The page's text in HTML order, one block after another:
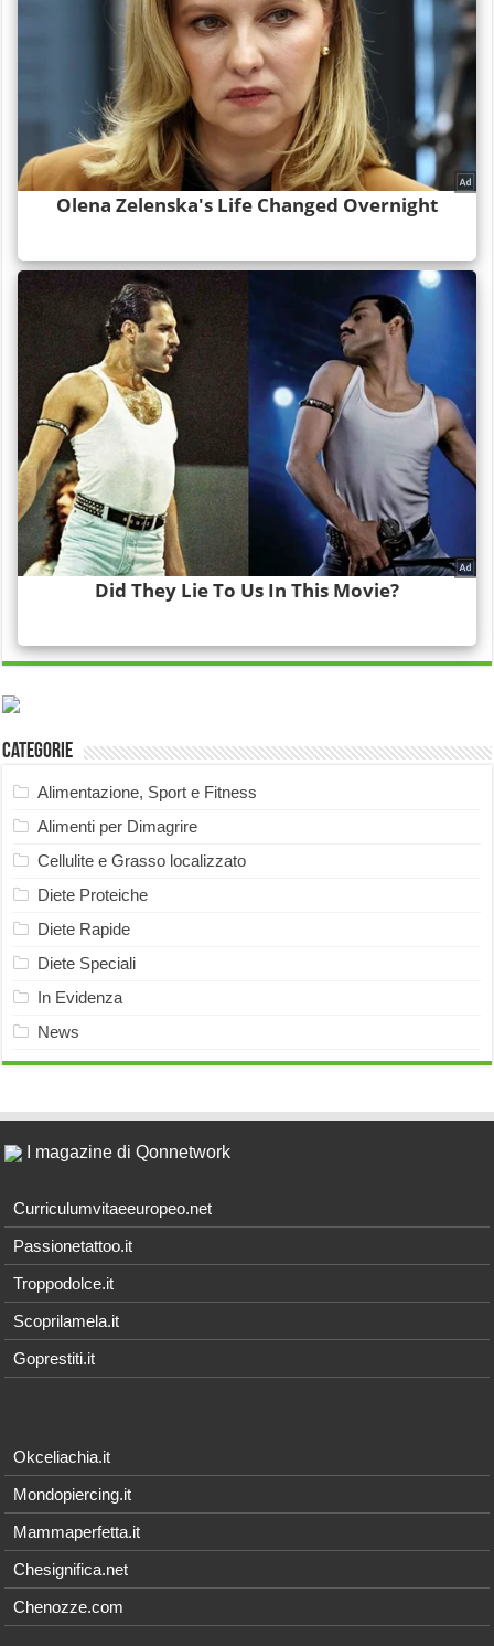
Categorie
Alimentazione, Sport e Fitness
Alimenti per Dimagrire
Cellulite e Grasso localizzato
Diete Proteiche
Diete Rapide
Diete Speciali
In Evidenza
News
I magazine di Qonnetwork
Curriculumvitaeeuropeo.net
Passionetattoo.it
Troppodolce.it
Scoprilamela.it
Goprestiti.it
Okceliachia.it
Mondopiercing.it
Mammaperfetta.it
Chesignifica.net
Chenozze.com